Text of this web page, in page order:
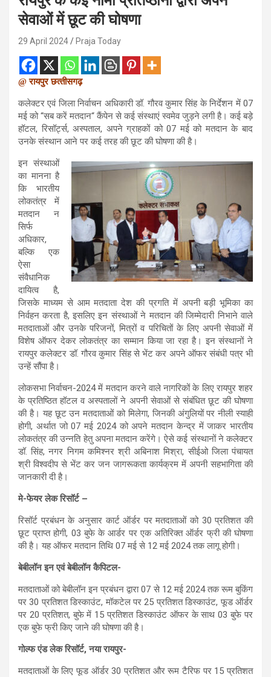
सेवाओं में छूट की घोषणा
29 April 2024 Praja Today
@ रायपुर छत्तीसगढ़
कलेक्टर एवं जिला निर्वाचन अधिकारी डॉ. गौरव कुमार सिंह के निर्देशन में 07
मई को “सब करें मतदान“ कैंपेन से कई संस्थाएं स्वमेव जुड़ने लगी है। कई बड़े
हॉटल, रिसॉर्ट्स, अस्पताल, अपने ग्राहकों को 07 मई को मतदान के बाद
उनके संस्थान आने पर कई तरह की छूट की घोषणा की है।
इन संस्थाओं
का मानना है
कि भारतीय
लोकतंत्र में
मतदान न
सिर्फ
अधिकार,
बल्कि एक
ऐसा
संवैधानिक
दायित्व है,
जिसके माध्यम से आम मतदाता देश की प्रगति में अपनी बड़ी भूमिका का
निर्वहन करता है, इसलिए इन संस्थाओं ने मतदान की जिम्मेदारी निभाने वाले
मतदाताओं और उनके परिजनों, मित्रों व परिचितों के लिए अपनी सेवाओं में
विशेष ऑफर देकर लोकतंत्र का सम्मान किया जा रहा है। इन संस्थानों ने
रायपुर कलेक्टर डॉ. गौरव कुमार सिंह से भेंट कर अपने ऑफर संबंधी पत्र भी
उन्हें सौंपा है।
लोकसभा निर्वाचन-2024 में मतदान करने वाले नागरिकों के लिए रायपुर शहर
के प्रतिष्ठित हॉटल व अस्पतालों ने अपनी सेवाओं से संबंधित छूट की घोषणा
की है। यह छूट उन मतदाताओं को मिलेगा, जिनकी अंगुलियों पर नीली स्याही
होगी, अर्थात जो 07 मई 2024 को अपने मतदान केन्द्र में जाकर भारतीय
लोकतंत्र की उन्नति हेतु अपना मतदान करेंगे। ऐसे कई संस्थानों ने कलेक्टर
डॉ. सिंह, नगर निगम कमिश्नर श्री अबिनाश मिश्रा, सीईओ जिला पंचायत
श्री विश्वदीप से भेंट कर जन जागरूकता कार्यक्रम में अपनी सहभागिता की
जानकारी दी है।
मे-फेयर लेक रिसॉर्ट –
रिसॉर्ट प्रबंधन के अनुसार कार्ट ऑर्डर पर मतदाताओं को 30 प्रतिशत की
छूट प्राप्त होगी, 03 बुफे के आर्डर पर एक अतिरिक्त ऑर्डर फ्री की घोषणा
की है। यह ऑफर मतदान तिथि 07 मई से 12 मई 2024 तक लागू होगी।
बेबीलॉन इन एवं बेबीलॉन कैपिटल-
मतदाताओं को बेबीलॉन इन प्रबंधन द्वारा 07 से 12 मई 2024 तक रूम बुकिंग
पर 30 प्रतिशत डिस्काउंट, मॉकटेल पर 25 प्रतिशत डिस्काउंट, फूड ऑर्डर
पर 20 प्रतिशत, बुफे में 15 प्रतिशत डिस्काउंट ऑफर के साथ 03 बुफे पर
एक बुफे फ्री किए जाने की घोषणा की है।
गोल्फ एंड लेक रिसॉर्ट, नया रायपुर-
मतदाताओं के लिए फूड ऑर्डर 30 प्रतिशत और रूम टैरिफ पर 15 प्रतिशत